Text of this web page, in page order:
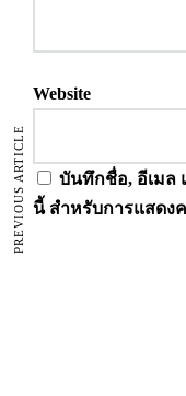
Website
บันทึกชื่อ, อีเมล
นี้ สำหรับการแสดง
PREVIOUS ARTICLE